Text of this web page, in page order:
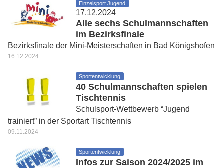
Einzelsport Jugend
17.12.2024
Alle sechs Schulmannschaften
im Bezirksfinale
Bezirksfinale der Mini-Meisterschaften in Bad Königshofen
16.12.2024
Sportentwicklung
40 Schulmannschaften spielen
Tischtennis
Schulsport-Wettbewerb “Jugend
trainiert” in der Sportart Tischtennis
09.11.2024
Sportentwicklung
Infos zur Saison 2024/2025 im